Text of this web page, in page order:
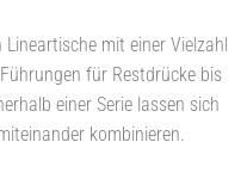
mit einer Vielzahl
für Restdrücke bis
einer Serie lassen sich
kombinieren.